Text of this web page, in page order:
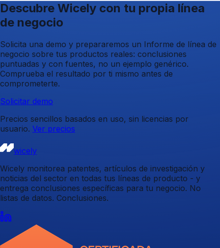
Descubre Wicely con tu propia línea
de negocio
Solicita una demo y prepararemos un Informe de línea de
negocio sobre tus productos reales: conclusiones
puntuadas y con fuentes, no un ejemplo genérico.
Comprueba el resultado por ti mismo antes de
comprometerte.
Solicitar demo
Precios sencillos basados en uso, sin licencias por
usuario. Ver precios
wicely
Wicely monitorea patentes, artículos de investigación y
noticias del sector en todas tus líneas de producto - y
entrega conclusiones específicas para tu negocio. No
listas de datos. Conclusiones.